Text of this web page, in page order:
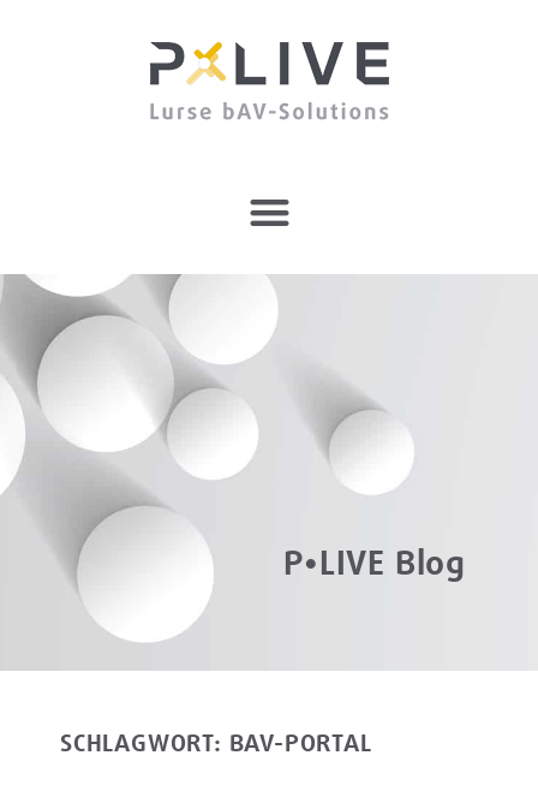
P•LIVE Blog
SCHLAGWORT: BAV-PORTAL